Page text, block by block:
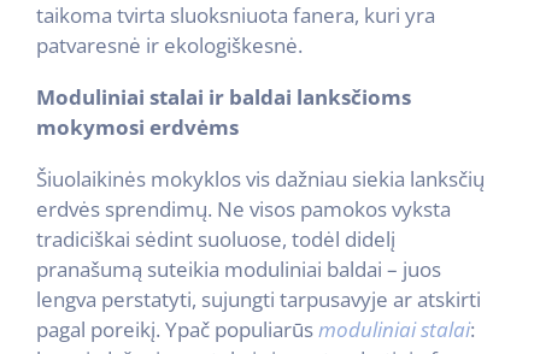
taikoma tvirta sluoksniuota fanera, kuri yra
patvaresnė ir ekologiškesnė.
Moduliniai stalai ir baldai lanksčioms
mokymosi erdvėms
Šiuolaikinės mokyklos vis dažniau siekia lanksčių
erdvės sprendimų. Ne visos pamokos vyksta
tradiciškai sėdint suoluose, todėl didelį
pranašumą suteikia moduliniai baldai – juos
lengva perstatyti, sujungti tarpusavyje ar atskirti
pagal poreikį. Ypač populiarūsmoduliniai stalai: